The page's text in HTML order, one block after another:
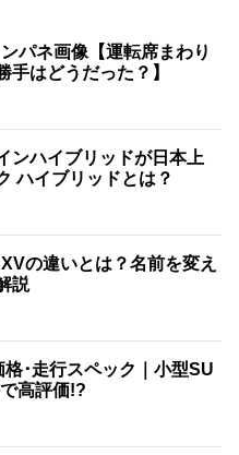
パネ画像【運転席まわり
手はどうだった？】
ンハイブリッドが日本上
ハイブリッドとは？
の違いとは？名前を変え
説
･走行スペック｜小型SU
高評価!?